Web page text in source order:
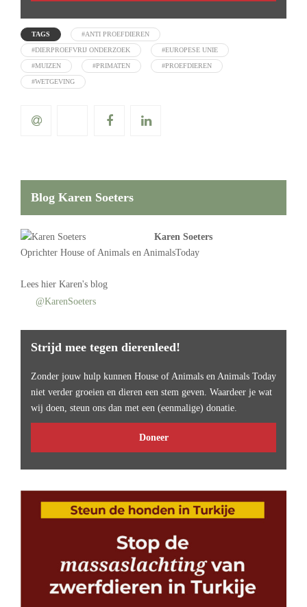
TAGS #ANTI PROEFDIEREN
#DIERPROEFVRIJ ONDERZOEK #EUROPESE UNIE
#MUIZEN #PRIMATEN #PROEFDIEREN
#WETGEVING
Blog Karen Soeters
Karen Soeters
Oprichter House of Animals en AnimalsToday
Lees hier Karen's blog
@KarenSoeters
Strijd mee tegen dierenleed!
Zonder jouw hulp kunnen House of Animals en Animals Today
niet verder groeien en dieren een stem geven. Waardeer je wat
wij doen, steun ons dan met een (eenmalige) donatie.
Doneer